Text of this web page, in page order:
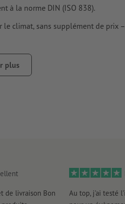
à la norme DIN (ISO 838).
climat, sans supplément de prix –
inférieure à 100 % par canal
la trame d'impression
plus
de livraison Bon
Au top, j'ai testé